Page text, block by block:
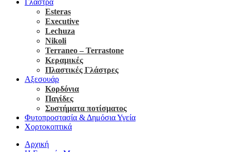
Esteras
Executive
Lechuza
Nikoli
Terraneo – Terrastone
Κεραμικές
Πλαστικές Γλάστρες
Αξεσουάρ
Κορδόνια
Παγίδες
Συστήματα ποτίσματος
Φυτοπροστασία & Δημόσια Υγεία
Χορτοκοπτικά
Αρχική